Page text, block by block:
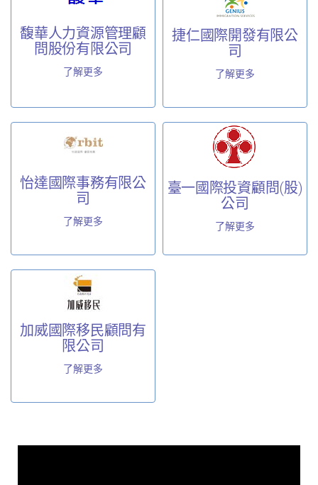
馥華人力資源管理顧
問股份有限公司
了解更多
捷仁國際開發有限公
司
了解更多
怡達國際事務有限公
司
了解更多
臺一國際投資顧問(股)
公司
了解更多
加威國際移民顧問有
限公司
了解更多